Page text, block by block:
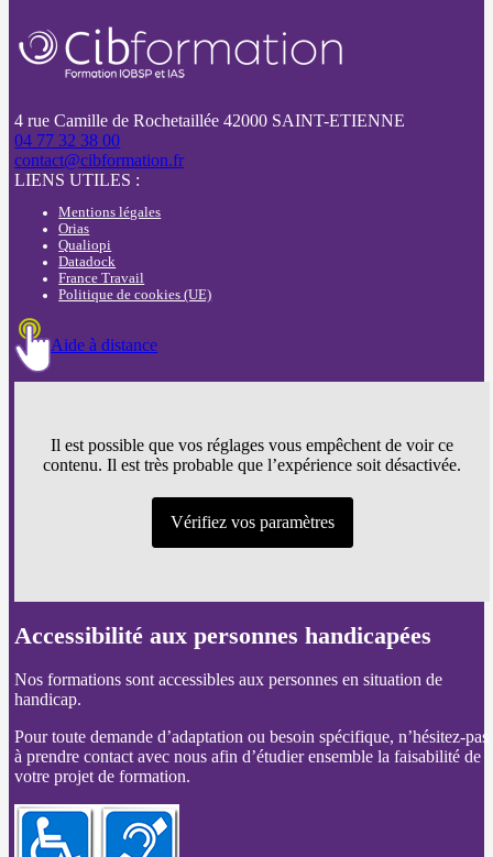
4 rue Camille de Rochetaillée 42000 SAINT-ETIENNE
04 77 32 38 00
contact@cibformation.fr
LIENS UTILES :
Mentions légales
Orias
Qualiopi
Datadock
France Travail
Politique de cookies (UE)
Aide à distance
Il est possible que vos réglages vous empêchent de voir ce
contenu. Il est très probable que l’expérience soit désactivée.
Vérifiez vos paramètres
Accessibilité aux personnes handicapées
Nos formations sont accessibles aux personnes en situation de
handicap.
Pour toute demande d’adaptation ou besoin spécifique, n’hésitez-pas
à prendre contact avec nous afin d’étudier ensemble la faisabilité de
votre projet de formation.